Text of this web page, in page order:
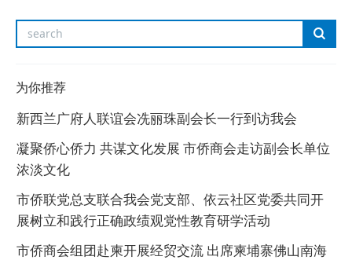
为你推荐
新西兰广府人联谊会冼丽珠副会长一行到访我会
凝聚侨心侨力 共谋文化发展 市侨商会走访副会长单位
浓淡文化
市侨联党总支联合我会党支部、依云社区党委共同开
展树立和践行正确政绩观党性教育研学活动
市侨商会组团赴柬开展经贸交流 出席柬埔寨佛山南海